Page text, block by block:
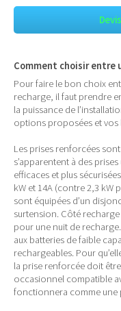
Comment choisir entre
Pour faire le bon choix
recharge, il faut prendre
la puissance de
options proposées et vos
Les prises renforcées
s’apparentent à des
efficaces et plus
kW et 14A (contre 2,3 kW
sont équipées d’un
surtension. Côté
pour une nuit de
aux batteries de faible
rechargeables. Pour
la prise renforcée doit
occasionnel compatible
fonctionnera comme une